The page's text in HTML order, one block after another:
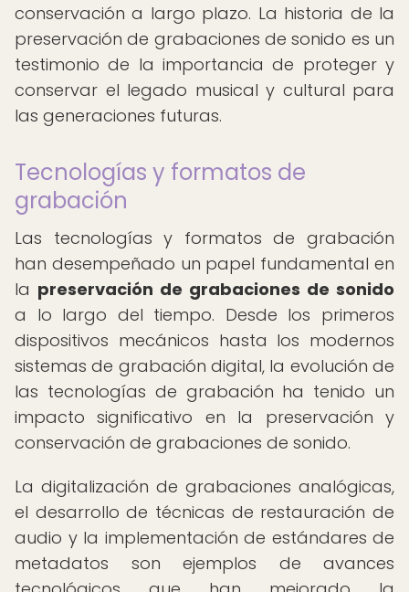
conservación a largo plazo. La historia de la
preservación de grabaciones de sonido es un
testimonio de la importancia de proteger y
conservar el legado musical y cultural para
las generaciones futuras.
Tecnologías y formatos de
grabación
Las tecnologías y formatos de grabación
han desempeñado un papel fundamental en
la preservación de grabaciones de sonido
a lo largo del tiempo. Desde los primeros
dispositivos mecánicos hasta los modernos
sistemas de grabación digital, la evolución de
las tecnologías de grabación ha tenido un
impacto significativo en la preservación y
conservación de grabaciones de sonido.
La digitalización de grabaciones analógicas,
el desarrollo de técnicas de restauración de
audio y la implementación de estándares de
metadatos son ejemplos de avances